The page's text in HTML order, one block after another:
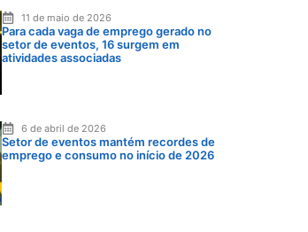
11 de maio de 2026
Para cada vaga de emprego gerado no
setor de eventos, 16 surgem em
atividades associadas
6 de abril de 2026
Setor de eventos mantém recordes de
emprego e consumo no início de 2026